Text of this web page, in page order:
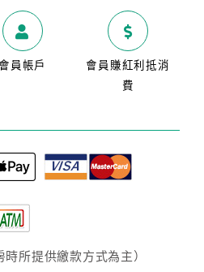
員帳戶
會員賺紅利抵消
費
時所提供繳款方式為主）